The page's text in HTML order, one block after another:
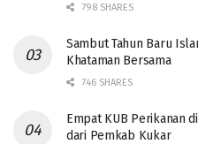
798 SHARES
Sambut Tahun Baru
Khataman Bersama
746 SHARES
Empat KUB Perikanan
dari Pemkab Kukar